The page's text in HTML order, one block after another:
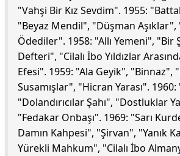
"Vahşi Bir Kız Sevdim". 1955:
"Beyaz Mendil", "Düşman Aşıklar",
Ödediler". 1958: "Allı Yemeni", "Bir
Defteri", "Cilalı İbo Yıldızlar
Efesi". 1959: "Ala Geyik", "Binnaz",
Susamışlar", "Hicran Yarası". 1960:
"Dolandırıcılar Şahı", "Dostluklar
"Fedakar Onbaşı". 1969: "Sarı
Damın Kahpesi", "Şirvan", "Yanık
Yürekli Mahkum", "Cilalı İbo